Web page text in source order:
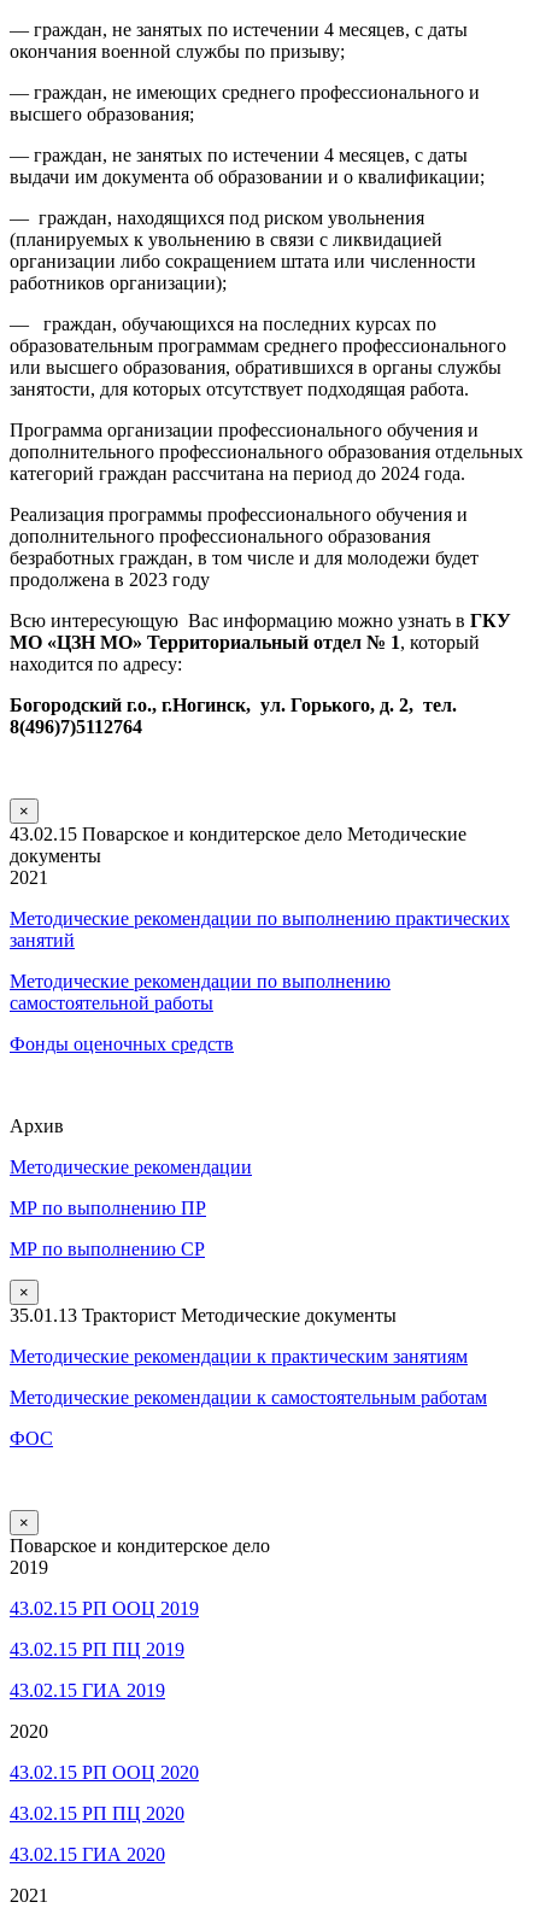
— граждан, не занятых по истечении 4 месяцев, с даты
окончания военной службы по призыву;
— граждан, не имеющих среднего профессионального и
высшего образования;
— граждан, не занятых по истечении 4 месяцев, с даты
выдачи им документа об образовании и о квалификации;
— граждан, находящихся под риском увольнения
(планируемых к увольнению в связи с ликвидацией
организации либо сокращением штата или численности
работников организации);
— граждан, обучающихся на последних курсах по
образовательным программам среднего профессионального
или высшего образования, обратившихся в органы службы
занятости, для которых отсутствует подходящая работа.
Программа организации профессионального обучения и
дополнительного профессионального образования отдельных
категорий граждан рассчитана на период до 2024 года.
Реализация программы профессионального обучения и
дополнительного профессионального образования
безработных граждан, в том числе и для молодежи будет
продолжена в 2023 году
Всю интересующую Вас информацию можно узнать в ГКУ
МО «ЦЗН МО» Территориальный отдел № 1, который
находится по адресу:
Богородский г.о., г.Ногинск, ул. Горького, д. 2, тел.
8(496)7)5112764
×
43.02.15 Поварское и кондитерское дело Методические
документы
2021
Методические рекомендации по выполнению практических
занятий
Методические рекомендации по выполнению
самостоятельной работы
Фонды оценочных средств
Архив
Методические рекомендации
МР по выполнению ПР
МР по выполнению СР
×
35.01.13 Тракторист Методические документы
Методические рекомендации к практическим занятиям
Методические рекомендации к самостоятельным работам
ФОС
×
Поварское и кондитерское дело
2019
43.02.15 РП ООЦ 2019
43.02.15 РП ПЦ 2019
43.02.15 ГИА 2019
2020
43.02.15 РП ООЦ 2020
43.02.15 РП ПЦ 2020
43.02.15 ГИА 2020
2021